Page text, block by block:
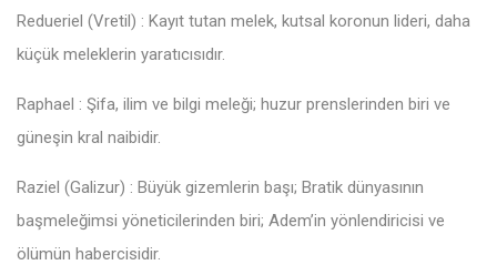
Redueriel (Vretil) : Kayıt tutan melek, kutsal koronun lideri, daha
küçük meleklerin yaratıcısıdır.
Raphael : Şifa, ilim ve bilgi meleği; huzur prenslerinden biri ve
güneşin kral naibidir.
Raziel (Galizur) : Büyük gizemlerin başı; Bratik dünyasının
başmeleğimsi yöneticilerinden biri; Adem’in yönlendiricisi ve
ölümün habercisidir.